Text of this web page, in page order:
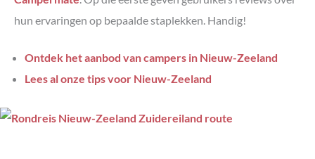
hun ervaringen op bepaalde staplekken. Handig!
Ontdek het aanbod van campers in Nieuw-Zeeland
Lees al onze tips voor Nieuw-Zeeland